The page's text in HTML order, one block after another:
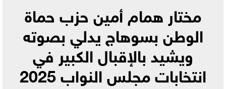
مختار همام أمين حزب حماة
الوطن بسوهاج يدلي بصوته
ويشيد بالإقبال الكبير في
انتخابات مجلس النواب 2025